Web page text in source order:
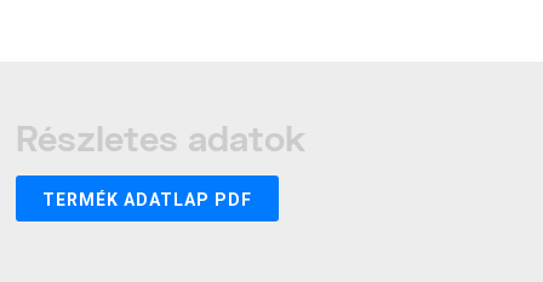
Részletes adatok
TERMÉK ADATLAP PDF